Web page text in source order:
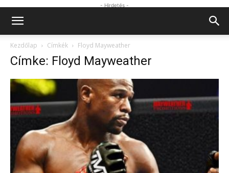
- Hirdetés -
Kezdőlap Címkék Floyd Mayweather
Címke: Floyd Mayweather